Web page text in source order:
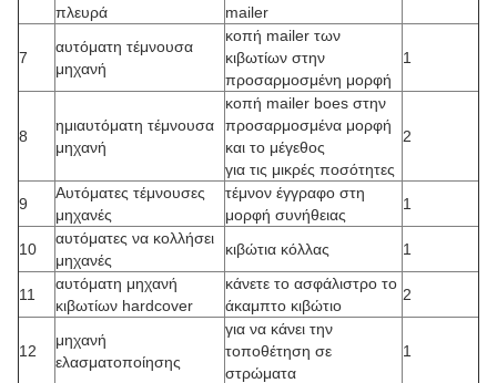
πλευρά
mailer
7
αυτόματη τέμνουσα
μηχανή
κοπή mailer των
κιβωτίων στην
προσαρμοσμένη μορφή
1
8
ημιαυτόματη τέμνουσα
μηχανή
κοπή mailer boes στην
προσαρμοσμένα μορφή
και το μέγεθος
για τις μικρές ποσότητες
2
9
Αυτόματες τέμνουσες
μηχανές
τέμνον έγγραφο στη
μορφή συνήθειας
1
10
αυτόματες να κολλήσει
μηχανές
κιβώτια κόλλας 1
11
αυτόματη μηχανή
κιβωτίων hardcover
κάνετε το ασφάλιστρο το
άκαμπτο κιβώτιο
2
12
μηχανή
ελασματοποίησης
για να κάνει την
τοποθέτηση σε
στρώματα
1